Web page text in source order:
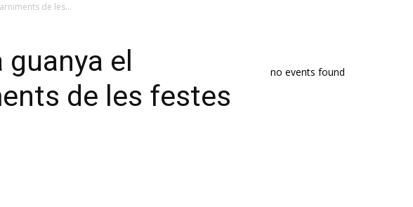
de les...
el
de les festes
no events found